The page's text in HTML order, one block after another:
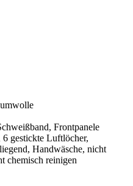
Frontpanele
gestickte Luftlöcher,
Handwäsche, nicht
chemisch reinigen